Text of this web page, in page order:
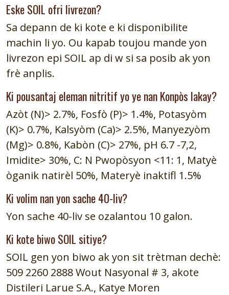
Eske SOIL ofri livrezon?
Sa depann de ki kote e ki disponibilite
machin li yo. Ou kapab toujou mande yon
livrezon epi SOIL ap di w si sa posib ak yon
frè anplis.
Ki pousantaj eleman nitritif yo ye nan Konpòs lakay?
Azòt (N)> 2.7%, Fosfò (P)> 1.4%, Potasyòm
(K)> 0.7%, Kalsyòm (Ca)> 2.5%, Manyezyòm
(Mg)> 0.8%, Kabòn (C)> 27%, pH 6.7 -7,2,
Imidite> 30%, C: N Pwopòsyon <11: 1, Matyè
òganik natirèl 50%, Materyè inaktifl 1.5%
Ki volim nan yon sache 40-liv?
Yon sache 40-liv se ozalantou 10 galon.
Ki kote biwo SOIL sitiye?
SOIL gen yon biwo ak yon sit trètman dechè:
509 2260 2888 Wout Nasyonal # 3, akote
Distileri Larue S.A., Katye Moren